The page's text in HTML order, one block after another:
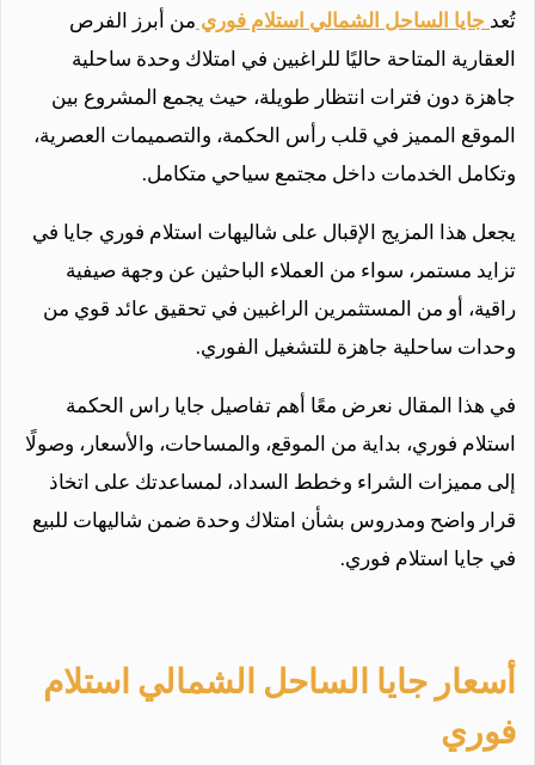
تُعدجايا الساحل الشمالي استلام فوريمن أبرز الفرص
العقارية المتاحة حاليًا للراغبين في امتلاك وحدة ساحلية
جاهزة دون فترات انتظار طويلة، حيث يجمع المشروع بين
الموقع المميز في قلب رأس الحكمة، والتصميمات العصرية،
وتكامل الخدمات داخل مجتمع سياحي متكامل.
يجعل هذا المزيج الإقبال على شاليهات استلام فوري جايا في
تزايد مستمر، سواء من العملاء الباحثين عن وجهة صيفية
راقية، أو من المستثمرين الراغبين في تحقيق عائد قوي من
وحدات ساحلية جاهزة للتشغيل الفوري.
في هذا المقال نعرض معًا أهم تفاصيل جايا راس الحكمة
استلام فوري، بداية من الموقع، والمساحات، والأسعار، وصولًا
إلى مميزات الشراء وخطط السداد، لمساعدتك على اتخاذ
قرار واضح ومدروس بشأن امتلاك وحدة ضمن شاليهات للبيع
في جايا استلام فوري.
أسعار جايا الساحل الشمالي استلام
فوري